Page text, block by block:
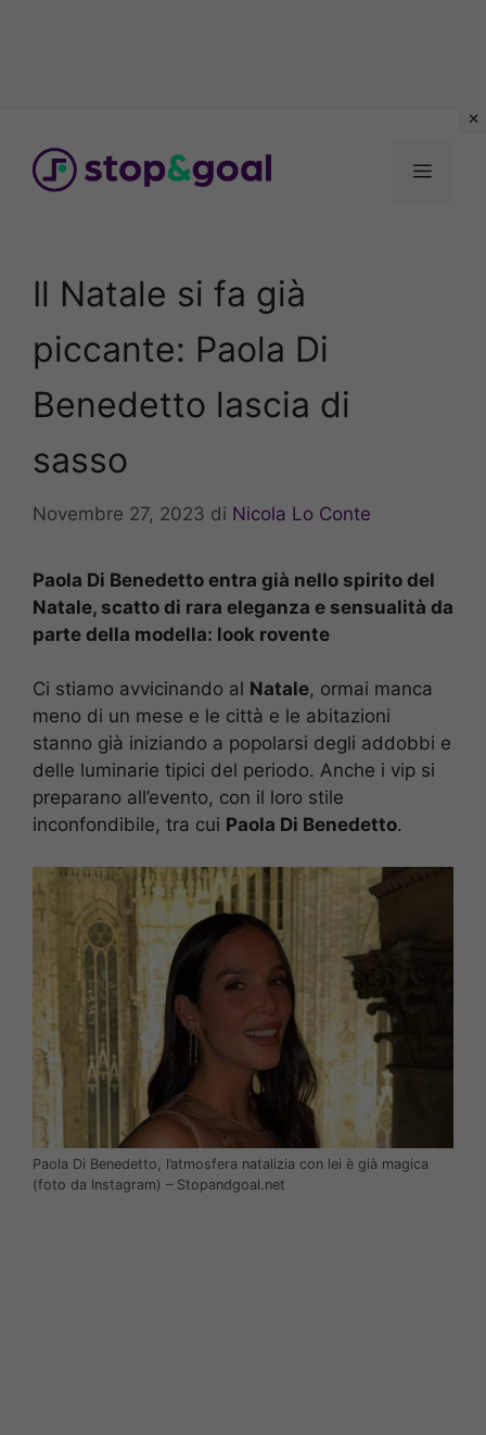
contenuto
Menu
Il Natale si fa già
piccante: Paola Di
Benedetto lascia di
sasso
Novembre 27, 2023 di Nicola Lo Conte
Paola Di Benedetto entra già nello spirito del
Natale, scatto di rara eleganza e sensualità da
parte della modella: look rovente
Ci stiamo avvicinando al Natale, ormai manca
meno di un mese e le città e le abitazioni
stanno già iniziando a popolarsi degli addobbi e
delle luminarie tipici del periodo. Anche i vip si
preparano all’evento, con il loro stile
inconfondibile, tra cui Paola Di Benedetto.
Paola Di Benedetto, l’atmosfera natalizia con lei è già magica
(foto da Instagram) – Stopandgoal.net